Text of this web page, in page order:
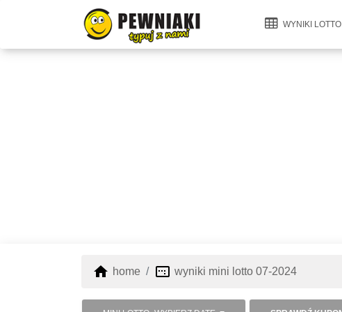
WYNIKI LOTTO
home home image_aspect_ratio wyniki mini lotto 07-2024